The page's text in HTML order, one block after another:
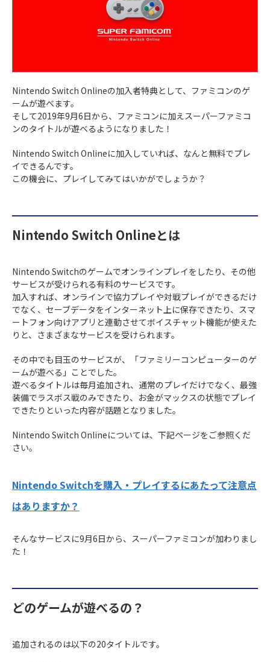
Nintendo Switch Onlineの加入者特典として、ファミコンのゲ
ームが遊べます。
そして2019年9月6日から、ファミコンに加えスーパーファミコ
ンのタイトルが遊べるようになりました！
Nintendo Switch Onlineに加入していれば、なんと無料でプレ
イできるんです。
この機会に、プレイしてみてはいかがでしょうか？
Nintendo Switch Onlineとは
Nintendo Switchのゲームでオンラインプレイをしたり、その他
サービスが受けられる有料のサービスです。
加入すれば、オンラインで協力プレイや対戦プレイができるだけ
でなく、セーブデータをインターネット上に保存できたり、スマ
ートフォン向けアプリと連動させてボイスチャット機能が使えた
りと、さまざまなサービスを受けられます。
その中でも目玉のサービスが、「ファミリーコンピューターのゲ
ームが遊べる」ことでした。
遊べるタイトルは毎月追加され、通常のプレイだけでなく、最強
装備でラスボス戦のみできたり、お金がマックスの状態でプレイ
できたりといった内容が話題となりました。
Nintendo Switch Onlineについては、下記ページをご参照くだ
さい。
Nintendo Switchを購入・プレイするにあたって注意点
はありますか？
そんなサービスに9月6日から、スーパーファミコンが加わりまし
た！
どのゲームが遊べるの？
追加されるのは以下の20タイトルです。